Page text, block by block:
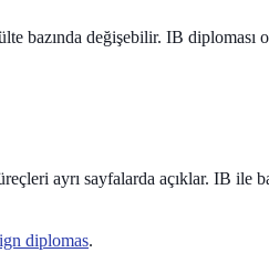
bazında değişebilir. IB diploması
ayrı sayfalarda açıklar. IB ile
diplomas.